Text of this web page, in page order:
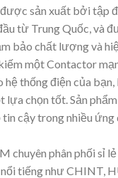
được sản xuất bởi tập
từ Trung Quốc, và
bảo chất lượng và
một Contactor
hệ thống điện của
chọn tốt. Sản
tin cậy trong nhiều ứng
chuyên phân phối sỉ
tiếng như CHINT,